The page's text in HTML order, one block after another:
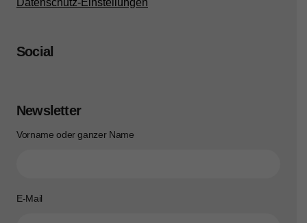
Datenschutz-Einstellungen
Social
Newsletter
Vorname oder ganzer Name
E-Mail